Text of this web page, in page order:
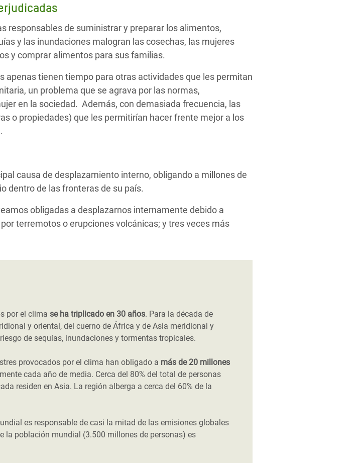
responsables de suministrar y preparar los alimentos,
y las inundaciones malogran las cosechas, las mujeres
y comprar alimentos para sus familias.
apenas tienen tiempo para otras actividades que les permitan
un problema que se agrava por las normas,
en la sociedad. Además, con demasiada frecuencia, las
o propiedades) que les permitirían hacer frente mejor a los
causa de desplazamiento interno, obligando a millones de
dentro de las fronteras de su país.
obligadas a desplazarnos internamente debido a
terremotos o erupciones volcánicas; y tres veces más
por el clima se ha triplicado en 30 años. Para la década de
y oriental, del cuerno de África y de Asia meridional y
de sequías, inundaciones y tormentas tropicales.
provocados por el clima han obligado a más de 20 millones
cada año de media. Cerca del 80% del total de personas
residen en Asia. La región alberga a cerca del 60% de la
es responsable de casi la mitad de las emisiones globales
la población mundial (3.500 millones de personas) es